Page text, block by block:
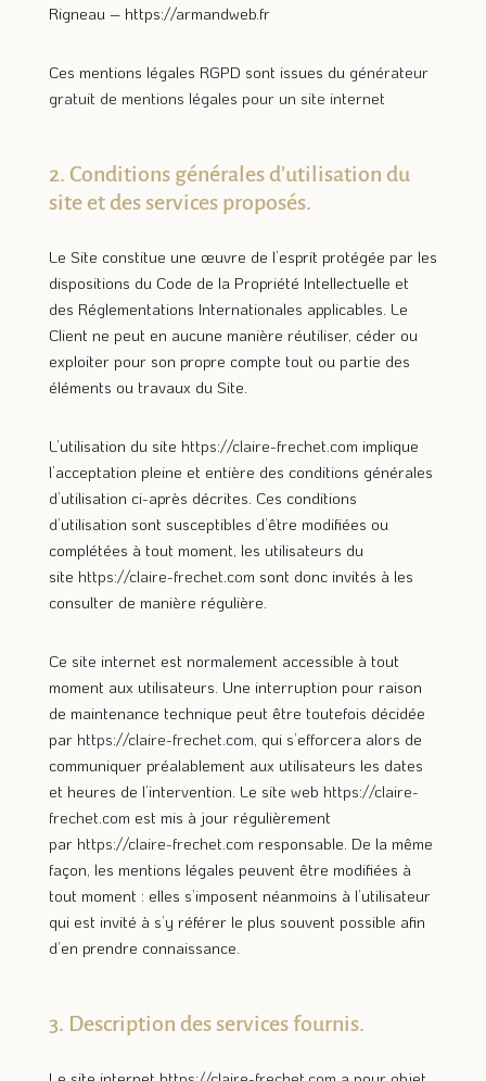
Rigneau – https://armandweb.fr
Ces mentions légales RGPD sont issues du générateur
gratuit de mentions légales pour un site internet
2. Conditions générales d’utilisation du
site et des services proposés.
Le Site constitue une œuvre de l’esprit protégée par les
dispositions du Code de la Propriété Intellectuelle et
des Réglementations Internationales applicables. Le
Client ne peut en aucune manière réutiliser, céder ou
exploiter pour son propre compte tout ou partie des
éléments ou travaux du Site.
L’utilisation du site https://claire-frechet.com implique
l’acceptation pleine et entière des conditions générales
d’utilisation ci-après décrites. Ces conditions
d’utilisation sont susceptibles d’être modifiées ou
complétées à tout moment, les utilisateurs du
site https://claire-frechet.com sont donc invités à les
consulter de manière régulière.
Ce site internet est normalement accessible à tout
moment aux utilisateurs. Une interruption pour raison
de maintenance technique peut être toutefois décidée
par https://claire-frechet.com, qui s’efforcera alors de
communiquer préalablement aux utilisateurs les dates
et heures de l’intervention. Le site web https://claire-
frechet.com est mis à jour régulièrement
par https://claire-frechet.com responsable. De la même
façon, les mentions légales peuvent être modifiées à
tout moment : elles s’imposent néanmoins à l’utilisateur
qui est invité à s’y référer le plus souvent possible afin
d’en prendre connaissance.
3. Description des services fournis.